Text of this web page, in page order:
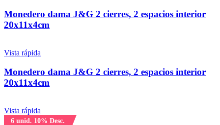
Monedero dama J&G 2 cierres, 2 espacios interior
20x11x4cm
Vista rápida
Monedero dama J&G 2 cierres, 2 espacios interior
20x11x4cm
Vista rápida
6 unid. 10% Desc.